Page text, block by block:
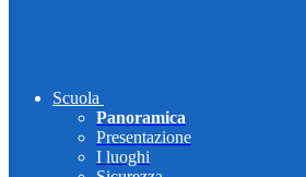
Scuola
Panoramica
Presentazione
I luoghi